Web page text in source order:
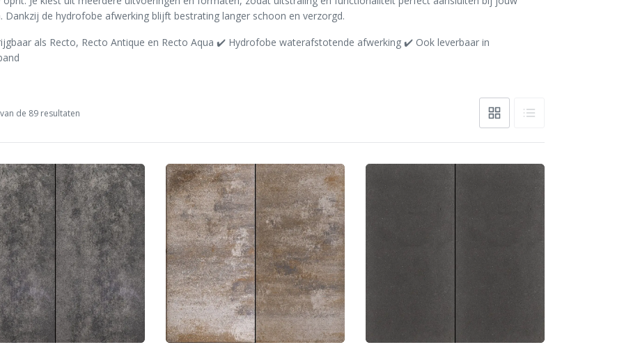
Dankzij de hydrofobe afwerking blijft bestrating langer schoon en verzorgd.
als Recto, Recto Antique en Recto Aqua ✔️ Hydrofobe waterafstotende afwerking ✔️ Ook leverbaar in
van de 89 resultaten